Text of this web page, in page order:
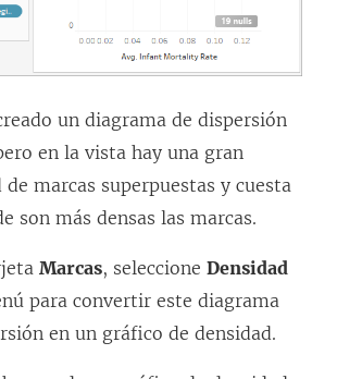
un diagrama de dispersión
en la vista hay una gran
de marcas superpuestas y cuesta
son más densas las marcas.
Marcas, seleccione Densidad
para convertir este diagrama
en un gráfico de densidad.